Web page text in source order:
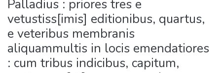
Statistics
Palladius : priores tres e
vetustiss[imis] editionibus, quartus,
e veteribus membranis
aliquammultis in locis emendatiores
: cum tribus indicibus, capitum,